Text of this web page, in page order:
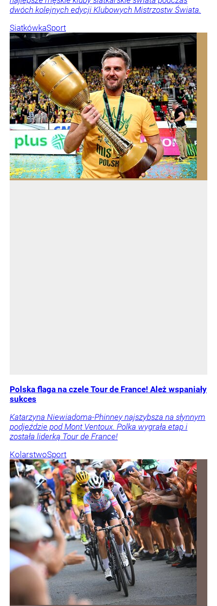
dwóch kolejnych edycji Klubowych Mistrzostw Świata.
SiatkówkaSport
Polska flaga na czele Tour de France! Ależ wspaniały
sukces
Katarzyna Niewiadoma-Phinney najszybsza na słynnym
podjeździe pod Mont Ventoux. Polka wygrała etap i
została liderką Tour de France!
KolarstwoSport